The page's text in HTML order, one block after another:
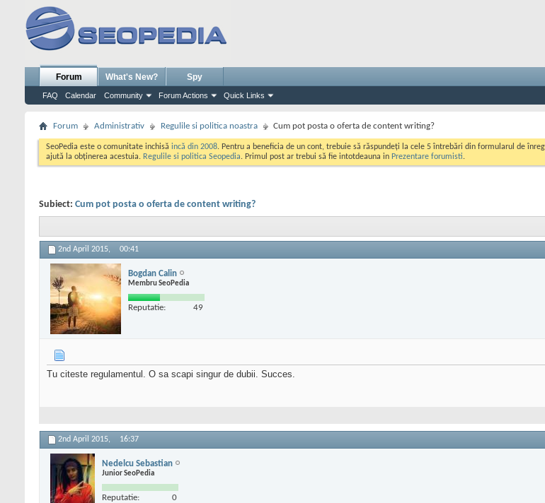
Forum
FAQ Calendar Community Forum Actions Quick Links
What's New? Spy
Forum Administrativ Regulile si politica noastra Cum pot posta o oferta de content writing?
SeoPedia este o comunitate inchisă incă din 2008. Pentru a beneficia de un cont, trebuie să răspundeți la cele 5 întrebări din formularul de
ajută la obținerea acestuia. Regulile si politica Seopedia. Primul post ar trebui să fie intotdeauna in Prezentare forumisti.
Subiect: Cum pot posta o oferta de content writing?
2nd April 2015, 00:41
Bogdan Calin
Membru SeoPedia
Reputatie: 49
Tu citeste regulamentul. O sa scapi singur de dubii. Succes.
2nd April 2015, 16:37
Nedelcu Sebastian
Junior SeoPedia
Reputatie: 0